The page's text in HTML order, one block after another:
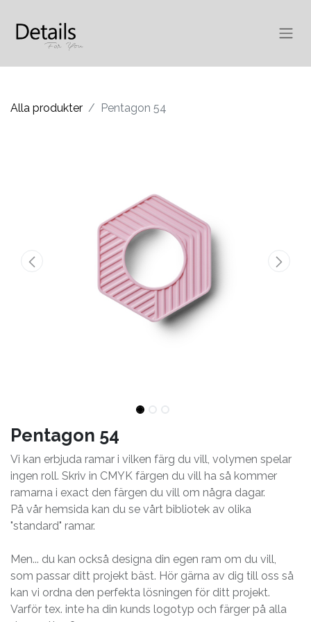
Alla produkter Pentagon 54
Pentagon 54
Vi kan erbjuda ramar i vilken färg du vill, volymen spelar
ingen roll. Skriv in CMYK färgen du vill ha så kommer
ramarna i exact den färgen du vill om några dagar.
På vår hemsida kan du se vårt bibliotek av olika
"standard" ramar.
Men... du kan också designa din egen ram om du vill,
som passar ditt projekt bäst. Hör gärna av dig till oss så
kan vi ordna den perfekta lösningen för ditt projekt.
Varför tex. inte ha din kunds logotyp och färger på alla